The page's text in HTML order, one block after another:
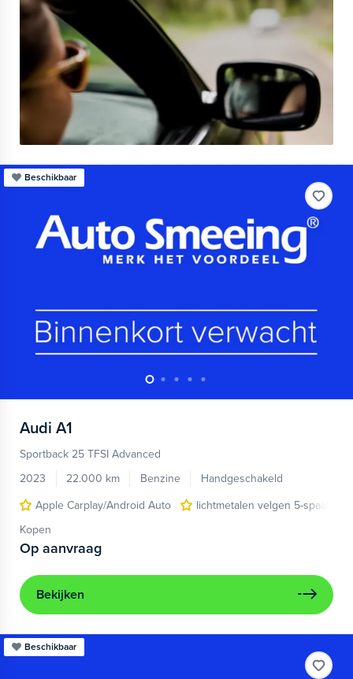
Beschikbaar
Audi A1
Sportback 25 TFSI Advanced
2023
22.000 km Benzine
Handgeschakeld
Apple Carplay/Android Auto
lichtmetalen velgen 5-spaaks
Kopen
Op aanvraag
Bekijken
Beschikbaar